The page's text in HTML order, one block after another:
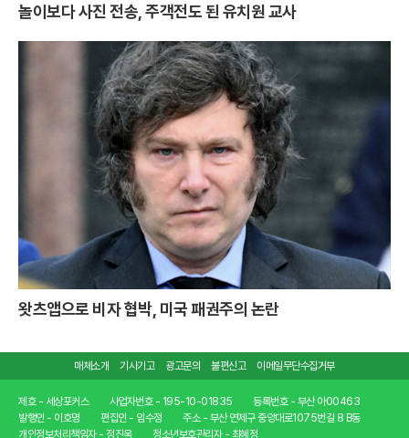
놀이보다 사진 전송, 주객전도 된 유치원 교사
왓츠앱으로 비자 협박, 미국 패권주의 논란
매체소개 기사기고 광고문의 불편신고 이메일무단수집거부
제호 - 세상포커스 사업자번호 - 195-10-01835
등록번호 - 부산 아00463
발행인 - 이호명
편집인 - 임수정
주소 - 부산 연제구 중앙대로1075번길 8 B동
개인정보처리책임자 - 정진욱
청소년보호관리자 - 최혜정